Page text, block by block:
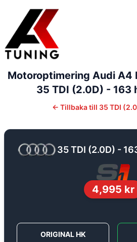
Motoroptimering Audi A4
35 TDI (2.0D) - 163
← Tillbaka till 35 TDI
35 TDI (2.0D) -
4,995 kr
ORIGINAL HK